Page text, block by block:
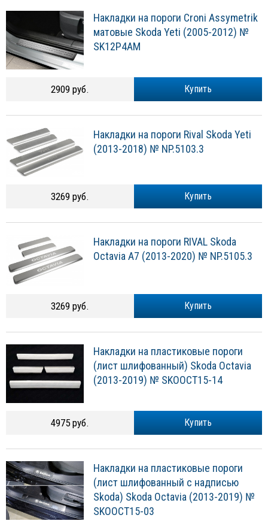
Накладки на пороги Croni Assymetrik
матовые Skoda Yeti (2005-2012) №
SK12P4AM
Купить
2909 руб.
Накладки на пороги Rival Skoda Yeti
(2013-2018) № NP.5103.3
Купить
3269 руб.
Накладки на пороги RIVAL Skoda
Octavia A7 (2013-2020) № NP.5105.3
Купить
3269 руб.
Накладки на пластиковые пороги
(лист шлифованный) Skoda Octavia
(2013-2019) № SKOOCT15-14
Купить
4975 руб.
Накладки на пластиковые пороги
(лист шлифованный с надписью
Skoda) Skoda Octavia (2013-2019) №
SKOOCT15-03